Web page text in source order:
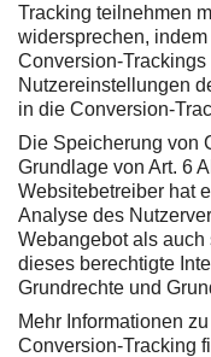
Tracking teilnehmen
widersprechen,
Conversion-
Nutzereinstellungen
in die Conversion-
Die Speicherung von
Grundlage von Art. 6
Websitebetreiber hat
Analyse des
Webangebot als
dieses berechtigte
Grundrechte und
Mehr Informationen
Conversion-Tracking